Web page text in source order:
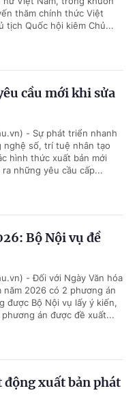
thăm chính thức Việt
tịch Quốc hội kiêm Chủ...
cầu mới khi sửa
- Sự phát triển nhanh
nghệ số, trí tuệ nhân tạo
hình thức xuất bản mới
những yêu cầu cấp...
Bộ Nội vụ đề
- Đối với Ngày Văn hóa
năm 2026 có 2 phương án
được Bộ Nội vụ lấy ý kiến,
án được đề xuất...
động xuất bản phát